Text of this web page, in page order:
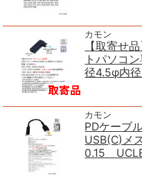
カモン
【取寄せ
トパソコ
径4.5φ内
カモン
PDケーブ
USB(C)メ
0.15